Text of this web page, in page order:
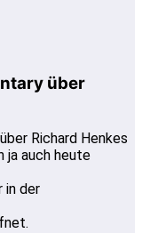
über
Richard Henkes
ja auch heute
in der